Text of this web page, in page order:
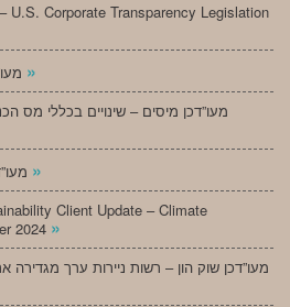
U.S. Corporate Transparency Legislation
»
מעו”דכן מיסים – שינויים בכללי
»
Client Update – Climate
2024 »
מעו”דכן שוק הון – רשות ניירות ערך מגדירה